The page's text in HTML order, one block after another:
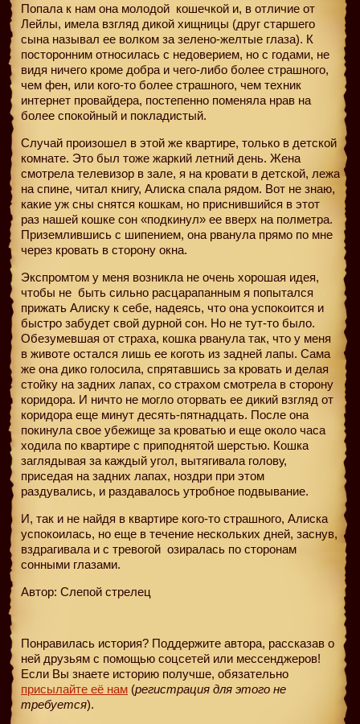
Попала к нам она молодой кошечкой и, в отличие от
Лейлы, имела взгляд дикой хищницы (друг старшего
сына называл ее волком за зелено-желтые глаза). К
посторонним относилась с недоверием, но с годами, не
видя ничего кроме добра и чего-либо более страшного,
чем фен, или кого-то более страшного, чем техник
интернет провайдера, постепенно поменяла нрав на
более спокойный и покладистый.
Случай произошел в этой же квартире, только в детской
комнате. Это был тоже жаркий летний день. Жена
смотрела телевизор в зале, я на кровати в детской, лежа
на спине, читал книгу, Алиска спала рядом. Вот не знаю,
какие уж сны снятся кошкам, но приснившийся в этот
раз нашей кошке сон «подкинул» ее вверх на полметра.
Приземлившись с шипением, она рванула прямо по мне
через кровать в сторону окна.
Экспромтом у меня возникла не очень хорошая идея,
чтобы не быть сильно расцарапанным я попытался
прижать Алиску к себе, надеясь, что она успокоится и
быстро забудет свой дурной сон. Но не тут-то было.
Обезумевшая от страха, кошка рванула так, что у меня
в животе остался лишь ее коготь из задней лапы. Сама
же она дико голосила, спрятавшись за кровать и делая
стойку на задних лапах, со страхом смотрела в сторону
коридора. И ничто не могло оторвать ее дикий взгляд от
коридора еще минут десять-пятнадцать. После она
покинула свое убежище за кроватью и еще около часа
ходила по квартире с приподнятой шерстью. Кошка
заглядывая за каждый угол, вытягивала голову,
приседая на задних лапах, ноздри при этом
раздувались, и раздавалось утробное подвывание.
И, так и не найдя в квартире кого-то страшного, Алиска
успокоилась, но еще в течение нескольких дней, заснув,
вздрагивала и с тревогой озиралась по сторонам
сонными глазами.
Автор: Слепой стрелец
Понравилась история? Поддержите автора, рассказав о
ней друзьям с помощью соцсетей или мессенджеров!
Если Вы знаете историю получше, обязательно
присылайте её нам (регистрация для этого не
требуется).